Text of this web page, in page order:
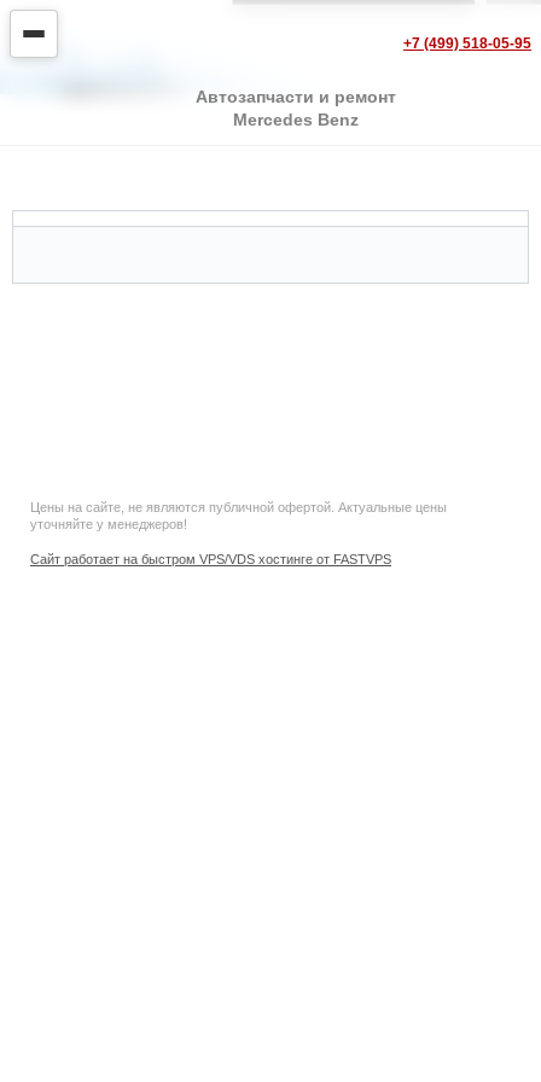
+7 (499) 518-05-95
Автозапчасти и ремонт
Mercedes Benz
Цены на сайте, не являются публичной офертой. Актуальные цены
уточняйте у менеджеров!
Сайт работает на быстром VPS/VDS хостинге от FASTVPS